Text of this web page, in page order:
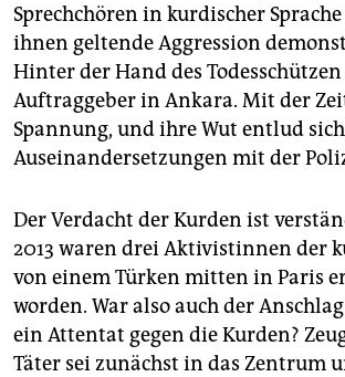
Sprechchören in kurdischer
ihnen geltende Aggression
Hinter der Hand des
Auftraggeber in Ankara. Mit der
Spannung, und ihre Wut entlud
Auseinandersetzungen mit der
Der Verdacht der Kurden ist
2013 waren drei Aktivistinnen der
von einem Türken mitten in Paris
worden. War also auch der
ein Attentat gegen die Kurden?
Täter sei zunächst in das Zentrum